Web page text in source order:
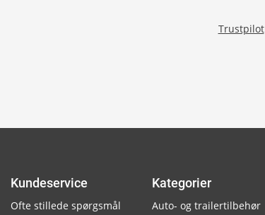
Trustpilot
Kundeservice
Ofte stillede spørgsmål
Kategorier
Auto- og trailertilbehør